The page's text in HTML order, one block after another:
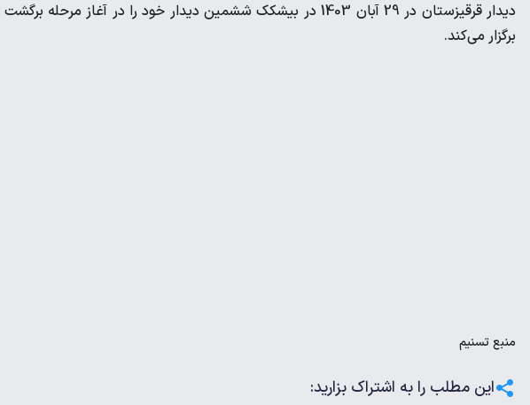
دیدار قرقیزستان در 29 آبان 1403 در بیشکک ششمین دیدار خود را در
برگزار می‌کند.
منبعتسنیم
این مطلب را به اشتراک بزارید: